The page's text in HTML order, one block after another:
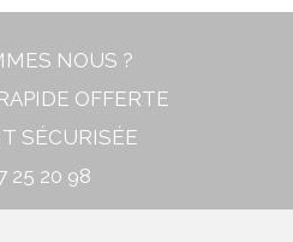
NOUS ?
OFFERTE
SÉCURISÉE
25 20 98